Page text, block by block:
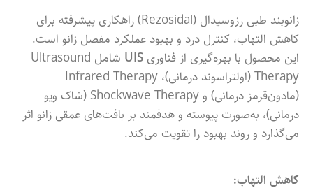
زانوبند طبی رزوسیدال (Rezosidal) راهکاری پیشرفته برای
کاهش التهاب، کنترل درد و بهبود عملکرد مفصل زانو است.
این محصول با بهره‌گیری از فناوری UIS
شامل Ultrasound
Therapy (اولتراسوند درمانی)، Infrared Therapy
(مادون‌قرمز درمانی) و Shockwave Therapy (شاک ویو
درمانی)، به‌صورت پیوسته و هدفمند بر بافت‌های عمقی زانو اثر
می‌گذارد و روند بهبود را تقویت می‌کند.
کاهش التهاب: